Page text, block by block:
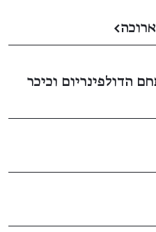
←
הדולפינריום וכיכר